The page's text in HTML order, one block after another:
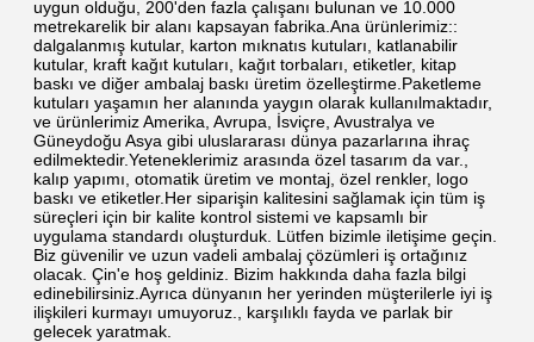
uygun olduğu, 200'den fazla çalışanı bulunan ve 10.000
metrekarelik bir alanı kapsayan fabrika.Ana ürünlerimiz::
dalgalanmış kutular, karton mıknatıs kutuları, katlanabilir
kutular, kraft kağıt kutuları, kağıt torbaları, etiketler, kitap
baskı ve diğer ambalaj baskı üretim özelleştirme.Paketleme
kutuları yaşamın her alanında yaygın olarak kullanılmaktadır,
ve ürünlerimiz Amerika, Avrupa, İsviçre, Avustralya ve
Güneydoğu Asya gibi uluslararası dünya pazarlarına ihraç
edilmektedir.Yeteneklerimiz arasında özel tasarım da var.,
kalıp yapımı, otomatik üretim ve montaj, özel renkler, logo
baskı ve etiketler.Her siparişin kalitesini sağlamak için tüm iş
süreçleri için bir kalite kontrol sistemi ve kapsamlı bir
uygulama standardı oluşturduk. Lütfen bizimle iletişime geçin.
Biz güvenilir ve uzun vadeli ambalaj çözümleri iş ortağınız
olacak. Çin'e hoş geldiniz. Bizim hakkında daha fazla bilgi
edinebilirsiniz.Ayrıca dünyanın her yerinden müşterilerle iyi iş
ilişkileri kurmayı umuyoruz., karşılıklı fayda ve parlak bir
gelecek yaratmak.